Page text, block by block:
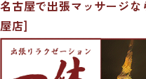
名古屋で出張マッサージ
屋店]